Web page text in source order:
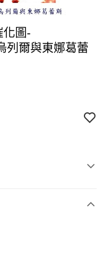
化圖-
列爾與東娜葛蕾